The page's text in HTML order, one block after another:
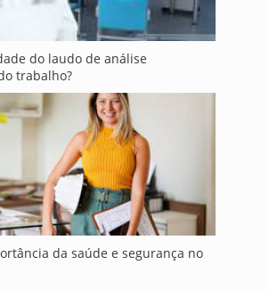
do laudo de análise
trabalho?
da saúde e segurança no